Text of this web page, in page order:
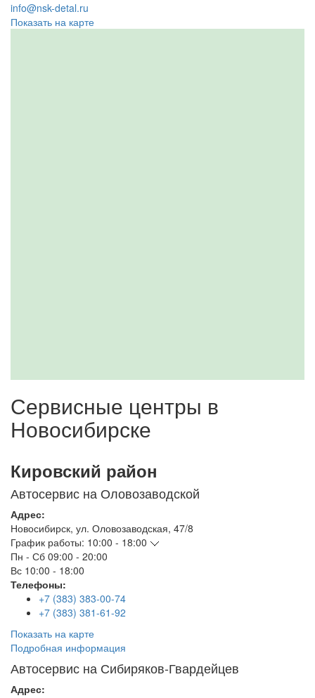
info@nsk-detal.ru
Показать на карте
Сервисные центры в
Новосибирске
Кировский район
Автосервис на Оловозаводской
Адрес:
Новосибирск, ул. Оловозаводская, 47/8
График работы: 10:00 - 18:00
Пн - Сб 09:00 - 20:00
Вс 10:00 - 18:00
Телефоны:
+7 (383) 383-00-74
+7 (383) 381-61-92
Показать на карте
Подробная информация
Автосервис на Сибиряков-Гвардейцев
Адрес: